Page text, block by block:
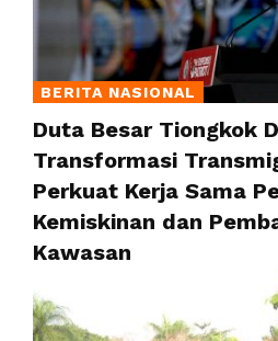
BERITA NASIONAL
Duta Besar Tiongkok
Transformasi
Perkuat Kerja Sama
Kemiskinan dan
Kawasan